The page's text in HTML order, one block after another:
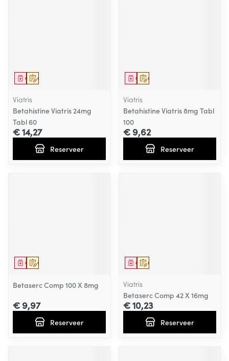
Op voorschrift
Geneesmiddel
Viatris
Betahistine Viatris 24mg
Tabl 60
€ 14,27
Reserveer
Op voorschrift
Geneesmiddel
Viatris
Betahistine Viatris 8mg Tabl
100
€ 9,62
Reserveer
Op voorschrift
Geneesmiddel
Betaserc Comp 100 X 8mg
€ 9,97
Reserveer
Op voorschrift
Geneesmiddel
Viatris
Betaserc Comp 42 X 16mg
€ 10,23
Reserveer